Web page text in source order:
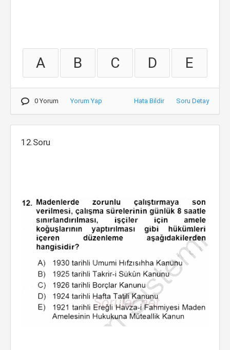
A B C D E
0 Yorum Yorum Yap Hata Bildir Soru Detay
12.Soru